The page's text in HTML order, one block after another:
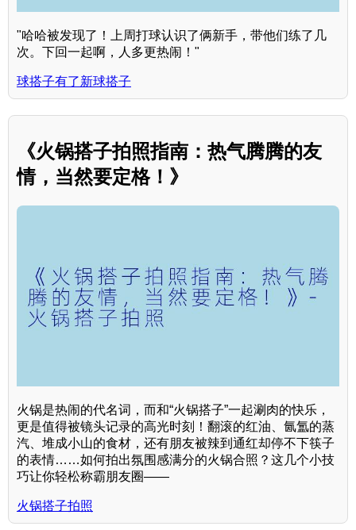
"哈哈被发现了！上周打球认识了俩新手，带他们练了几
次。下回一起啊，人多更热闹！"
球搭子有了新球搭子
《火锅搭子拍照指南：热气腾腾的友
情，当然要定格！》
火锅是热闹的代名词，而和“火锅搭子”一起涮肉的快乐，
更是值得被镜头记录的高光时刻！翻滚的红油、氤氲的蒸
汽、堆成小山的食材，还有朋友被辣到通红却停不下筷子
的表情……如何拍出氛围感满分的火锅合照？这几个小技
巧让你轻松称霸朋友圈——
火锅搭子拍照